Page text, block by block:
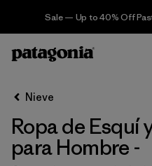
Sale — Up to 40% Off
Filter & Sort
Ordenar Por
Filtrar por
Category
Nieve
Ropa de Esquí
para Hombre -